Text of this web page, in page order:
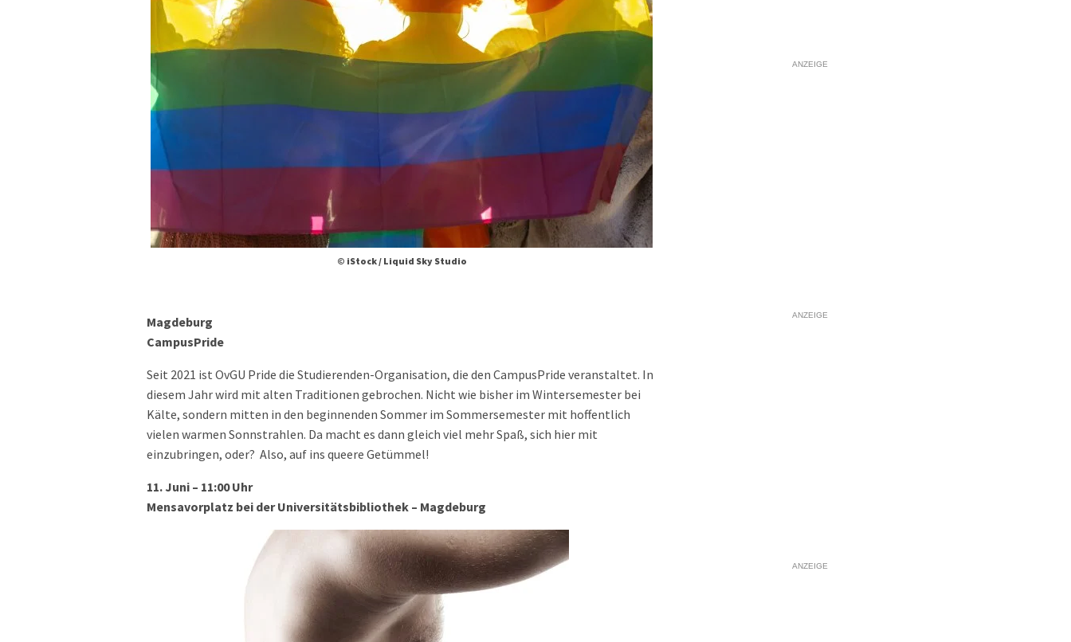
© iStock / Liquid Sky Studio
Magdeburg
CampusPride
Seit 2021 ist OvGU Pride die Studierenden-Organisation, die den CampusPride veranstaltet. In
diesem Jahr wird mit alten Traditionen gebrochen. Nicht wie bisher im Wintersemester bei
Kälte, sondern mitten in den beginnenden Sommer im Sommersemester mit hoffentlich
vielen warmen Sonnstrahlen. Da macht es dann gleich viel mehr Spaß, sich hier mit
einzubringen, oder? Also, auf ins queere Getümmel!
11. Juni – 11:00 Uhr
Mensavorplatz bei der Universitätsbibliothek – Magdeburg
ANZEIGE
ANZEIGE
ANZEIGE